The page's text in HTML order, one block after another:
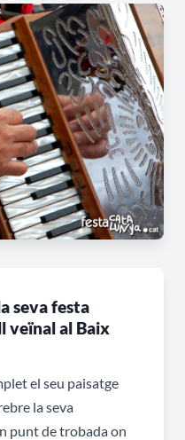
seva festa
veïnal al Baix
el seu paisatge
la seva
punt de trobada on